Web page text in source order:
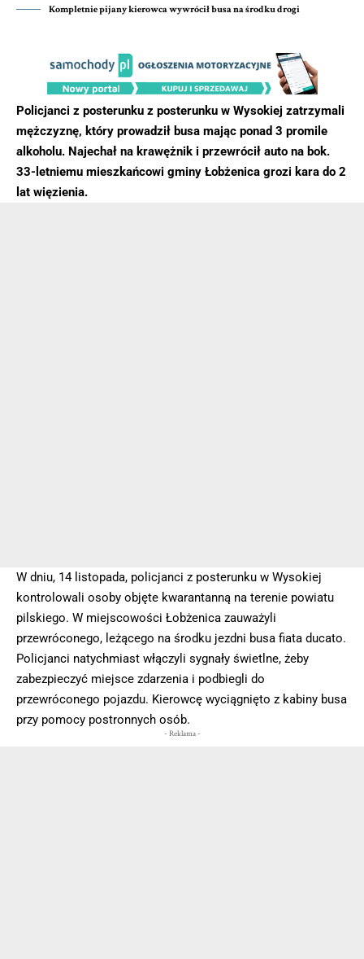
Kompletnie pijany kierowca wywrócił busa na środku drogi
Policjanci z posterunku z posterunku w Wysokiej zatrzymali
mężczyznę, który prowadził busa mając ponad 3 promile
alkoholu. Najechał na krawężnik i przewrócił auto na bok.
33-letniemu mieszkańcowi gminy Łobżenica grozi kara do 2
lat więzienia.
W dniu, 14 listopada, policjanci z posterunku w Wysokiej
kontrolowali osoby objęte kwarantanną na terenie powiatu
pilskiego. W miejscowości Łobżenica zauważyli
przewróconego, leżącego na środku jezdni busa fiata ducato.
Policjanci natychmiast włączyli sygnały świetlne, żeby
zabezpieczyć miejsce zdarzenia i podbiegli do
przewróconego pojazdu. Kierowcę wyciągnięto z kabiny busa
przy pomocy postronnych osób.
- Reklama -